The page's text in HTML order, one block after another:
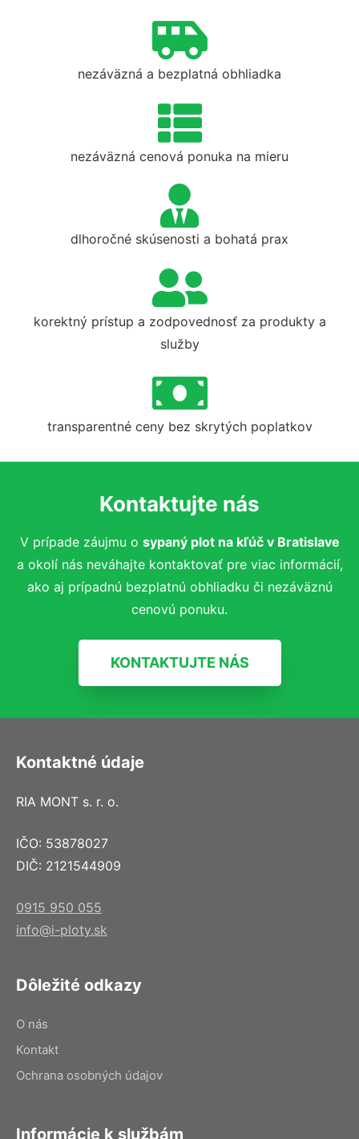
nezáväzná a bezplatná obhliadka
nezáväzná cenová ponuka na mieru
dlhoročné skúsenosti a bohatá prax
korektný prístup a zodpovednosť za produkty a
služby
transparentné ceny bez skrytých poplatkov
Kontaktujte nás
V prípade záujmu o sypaný plot na kľúčv Bratislave
a okolí nás neváhajte kontaktovať pre viac informácií,
ako aj prípadnú bezplatnú obhliadku či nezáväznú
cenovú ponuku.
KONTAKTUJTE NÁS
Kontaktné údaje
RIA MONT s. r. o.
IČO: 53878027
DIČ: 2121544909
0915 950 055
info@i-ploty.sk
Dôležité odkazy
O nás
Kontakt
Ochrana osobných údajov
Informácie k službám